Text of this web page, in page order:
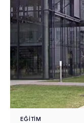
EĞITIM